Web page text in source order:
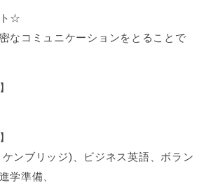
☆
なコミュニケーションをとることで
ンブリッジ)、ビジネス英語、ボラン
学準備、